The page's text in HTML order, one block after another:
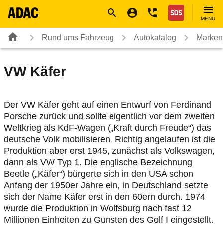
Nothilfe
MENÜ
Rund ums Fahrzeug Autokatalog
VW Käfer
Der VW Käfer geht auf einen Entwurf von Ferdinand
Porsche zurück und sollte eigentlich vor dem zweiten
Weltkrieg als KdF-Wagen („Kraft durch Freude“) das
deutsche Volk mobilisieren. Richtig angelaufen ist die
Produktion aber erst 1945, zunächst als Volkswagen,
dann als VW Typ 1. Die englische Bezeichnung
Beetle („Käfer“) bürgerte sich in den USA schon
Anfang der 1950er Jahre ein, in Deutschland setzte
sich der Name Käfer erst in den 60ern durch. 1974
wurde die Produktion in Wolfsburg nach fast 12
Millionen Einheiten zu Gunsten des Golf I eingestellt.